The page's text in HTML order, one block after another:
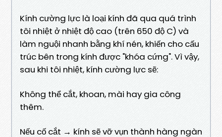
Kính cường lực là loại kính đã qua quá trình
tôi nhiệt ở nhiệt độ cao (trên 650 độ C) và
làm nguội nhanh bằng khí nén, khiến cho cấu
trúc bên trong kính được "khóa cứng". Vì vậy,
sau khi tôi nhiệt, kính cường lực sẽ:
Không thể cắt, khoan, mài hay gia công
thêm.
Nếu cố cắt → kính sẽ vỡ vụn thành hàng ngàn